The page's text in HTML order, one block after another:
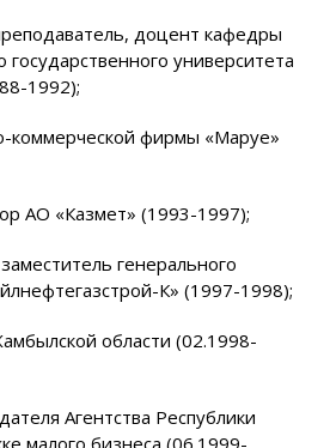
доцент кафедры
государственного университета
1992);
коммерческой фирмы «Маруе»
АО «Казмет» (1993-1997);
генерального
К» (1997-1998);
области (02.1998-
Агентства Республики
малого бизнеса (06.1999-